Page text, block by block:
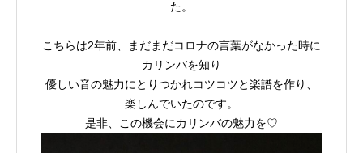
た。
こちらは2年前、まだまだコロナの言葉がなかった時に
カリンバを知り
優しい音の魅力にとりつかれコツコツと楽譜を作り、
楽しんでいたのです。
是非、この機会にカリンバの魅力を♡